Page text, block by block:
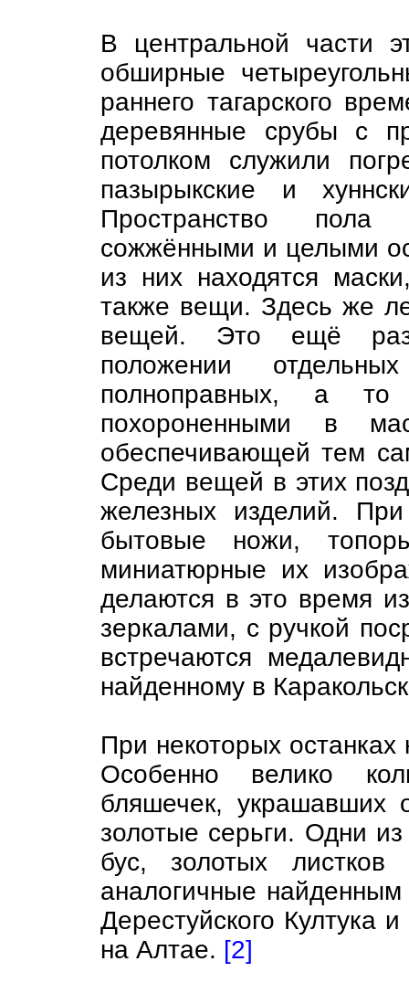
В центральной части
обширные
раннего тагарского
деревянные срубы с
потолком служили
пазырыкские и
Пространство пола
сожжёнными и целыми
из них находятся
также вещи. Здесь же
вещей. Это ещё раз
положении
полноправных, а
похороненными в
обеспечивающей тем
Среди вещей в этих
железных изделий.
бытовые ножи,
миниатюрные их
делаются в это время
зеркалами, с ручкой
встречаются
найденному в
При некоторых
Особенно велико
бляшечек, украшавших
золотые серьги. Одни
бус, золотых
аналогичные найденным
Дерестуйского Култука
на Алтае. [2]